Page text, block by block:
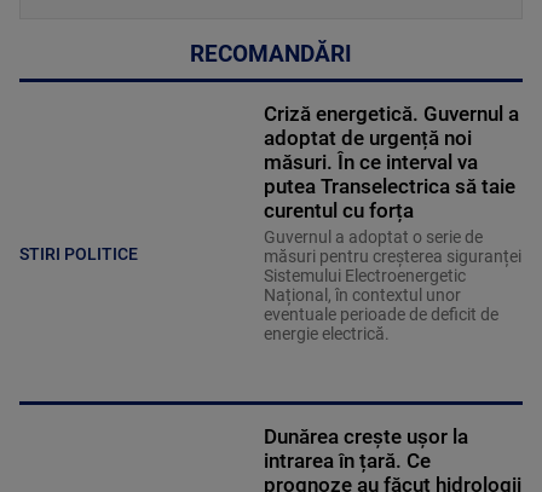
RECOMANDĂRI
STIRI POLITICE
Criză energetică. Guvernul a
adoptat de urgență noi
măsuri. În ce interval va
putea Transelectrica să taie
curentul cu forța
Guvernul a adoptat o serie de
măsuri pentru creșterea siguranței
Sistemului Electroenergetic
Național, în contextul unor
eventuale perioade de deficit de
energie electrică.
Dunărea crește ușor la
intrarea în țară. Ce
prognoze au făcut hidrologii